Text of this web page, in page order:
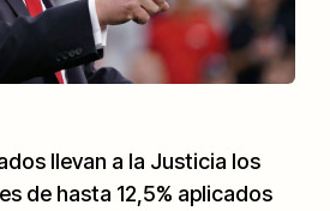
llevan a la Justicia los
de hasta 12,5% aplicados